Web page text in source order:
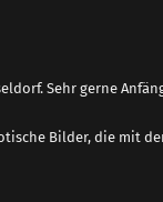
Sehr gerne
Bilder, die mit